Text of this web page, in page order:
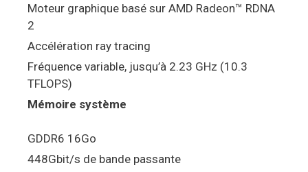
Moteur graphique basé sur AMD Radeon™ RDNA
2
Accélération ray tracing
Fréquence variable, jusqu’à 2.23 GHz (10.3
TFLOPS)
Mémoire système
GDDR6 16Go
448Gbit/s de bande passante